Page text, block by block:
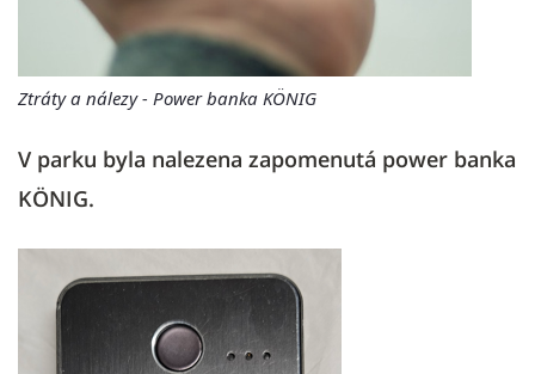
Ztráty a nálezy - Power banka KÖNIG
V parku byla nalezena zapomenutá power banka
KÖNIG.